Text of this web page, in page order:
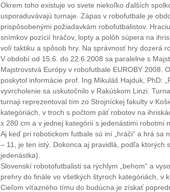
Okrem toho existuje vo svete niekoľko ďalších
usporaduvávajú turnaje. Zápas v robofutbale je
prispôsobenými požiadavkám robofutbalistov.
snímkov pozícií hráčov, lopty a polôh súpera na
volí taktiku a spôsob hry. Na správnosť hry dozerá
V období od 15.6. do 22.6.2008 sa paralelne s
Majstrovstvá Európy v robofutbale EUROBY 2008.
poskytol informácie prof. Ing.Mikuláš Hajduk, PhD:
vyvrcholenie sa uskutočnilo v Rakúskom Linzi.
turnaji reprezentoval tím zo Strojníckej fakulty v
kategóriách, v troch s počtom päť robotov na
x 280 cm a v jednej kategórií s jedenástimi robotmi
Aj keď pri robotickom futbale sú iní „hráči“ a hrá
– 11, je ten istý. Dokonca aj pravidlá, podľa ktorých
jedenástka).
Slovenskí robotofutbalisti sa rýchlym „behom“ a
prehry do finále vo všetkých štyroch kategóriách, v
Cieľom víťazného tímu do budúcna je získať